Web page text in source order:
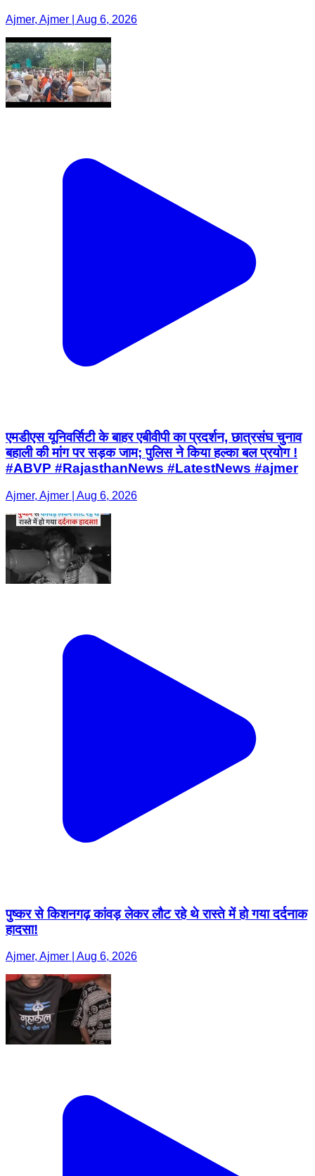
Ajmer, Ajmer | Aug 6, 2026
एमडीएस यूनिवर्सिटी के बाहर एबीवीपी का प्रदर्शन, छात्रसंघ चुनाव
बहाली की मांग पर सड़क जाम; पुलिस ने किया हल्का बल प्रयोग !
#ABVP #RajasthanNews #LatestNews #ajmer
Ajmer, Ajmer | Aug 6, 2026
पुष्कर से किशनगढ़ कांवड़ लेकर लौट रहे थे रास्ते में हो गया दर्दनाक
हादसा!
Ajmer, Ajmer | Aug 6, 2026